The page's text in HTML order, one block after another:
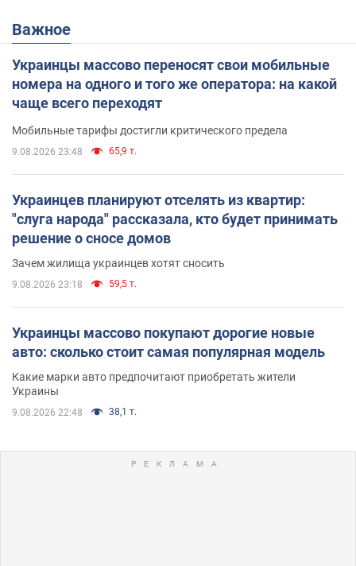
Важное
Украинцы массово переносят свои мобильные
номера на одного и того же оператора: на какой
чаще всего переходят
Мобильные тарифы достигли критического предела
9.08.2026 23:48 65,9 т.
Украинцев планируют отселять из квартир:
"слуга народа" рассказала, кто будет принимать
решение о сносе домов
Зачем жилища украинцев хотят сносить
9.08.2026 23:18 59,5 т.
Украинцы массово покупают дорогие новые
авто: сколько стоит самая популярная модель
Какие марки авто предпочитают приобретать жители
Украины
9.08.2026 22:48 38,1 т.